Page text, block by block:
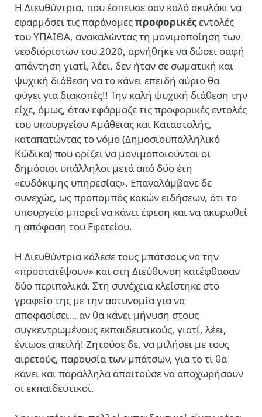
Η Διευθύντρια, που έσπευσε σαν καλό σκυλάκι να
εφαρμόσει τις παράνομεςπροφορικέςεντολές
του ΥΠΑΙΘΑ, ανακαλώντας τη μονιμοποίηση των
νεοδιόριστων του 2020, αρνήθηκε να δώσει σαφή
απάντηση γιατί, λέει, δεν ήταν σε σωματική και
ψυχική διάθεση να το κάνει επειδή αύριο θα
φύγει για διακοπές!! Την καλή ψυχική διάθεση την
είχε, όμως, όταν εφάρμοζε τις προφορικές εντολές
του υπουργείου Αμάθειας και Καταστολής,
καταπατώντας το νόμο (Δημοσιοϋπαλληλικό
Κώδικα) που ορίζει να μονιμοποιούνται οι
δημόσιοι υπάλληλοι μετά από δύο έτη
«ευδόκιμης υπηρεσίας». Επαναλάμβανε δε
συνεχώς, ως προπομπός κακών ειδήσεων, ότι το
υπουργείο μπορεί να κάνει έφεση και να ακυρωθεί
η απόφαση του Εφετείου.
Η Διευθύντρια κάλεσε τους μπάτσους να την
«προστατέψουν» και στη Διεύθυνση κατέφθασαν
δύο περιπολικά. Στη συνέχεια κλείστηκε στο
γραφείο της με την αστυνομία για να
αποφασίσει… αν θα κάνει μήνυση στους
συγκεντρωμένους εκπαιδευτικούς, γιατί, λέει,
ένιωσε απειλή! Ζητούσε δε, να μιλήσει με τους
αιρετούς, παρουσία των μπάτσων, για το τι θα
κάνει και παράλληλα απαιτούσε να αποχωρήσουν
οι εκπαιδευτικοί.